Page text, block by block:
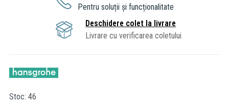
Pentru soluții și funcționalitate
Deschidere colet la livrare
Livrare cu verificarea coletului
Stoc 46